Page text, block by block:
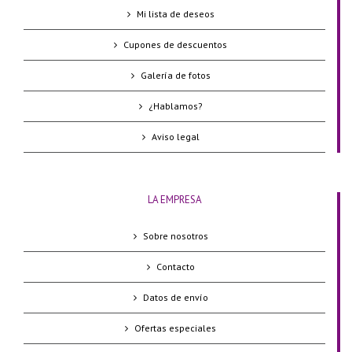
Mi lista de deseos
Cupones de descuentos
Galería de fotos
¿Hablamos?
Aviso legal
LA EMPRESA
Sobre nosotros
Contacto
Datos de envío
Ofertas especiales